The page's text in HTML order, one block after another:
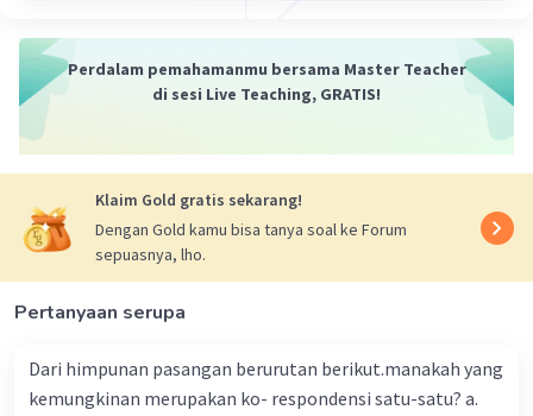
Perdalam pemahamanmu bersama Master Teacher
di sesi Live Teaching, GRATIS!
Klaim Gold gratis sekarang!
Dengan Gold kamu bisa tanya soal ke Forum
sepuasnya, lho.
Pertanyaan serupa
Dari himpunan pasangan berurutan berikut.manakah yang
kemungkinan merupakan ko- respondensi satu-satu? a.